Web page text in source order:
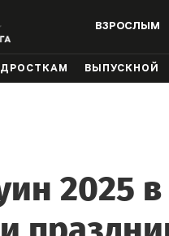
ВЗРОСЛЫМ
ВЫПУСКНОЙ
2025